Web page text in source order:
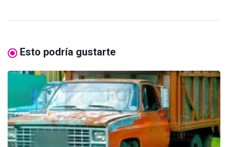
Esto podría gustarte